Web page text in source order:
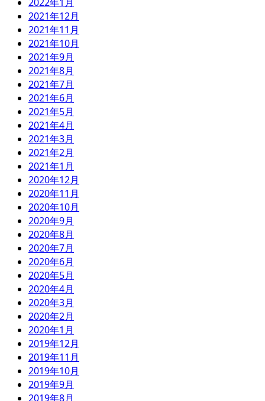
2021年12月
2021年11月
2021年10月
2021年9月
2021年8月
2021年7月
2021年6月
2021年5月
2021年4月
2021年3月
2021年2月
2021年1月
2020年12月
2020年11月
2020年10月
2020年9月
2020年8月
2020年7月
2020年6月
2020年5月
2020年4月
2020年3月
2020年2月
2020年1月
2019年12月
2019年11月
2019年10月
2019年9月
2019年8月